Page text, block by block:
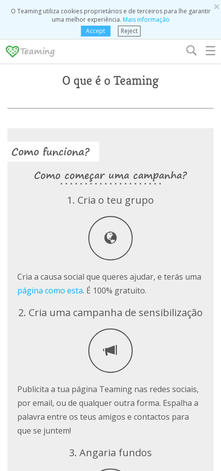
×
O Teaming utiliza cookies proprietários e de terceiros para lhe garantir
uma melhor experiência. Mais informação
Accept
Reject
☰
O que é o Teaming
Como funciona?
Como começar uma campanha?
1. Cria o teu grupo
Cria a causa social que queres ajudar, e terás uma
página como esta. É 100% gratuito.
2. Cria uma campanha de sensibilização
Publicita a tua página Teaming nas redes sociais,
por email, ou de qualquer outra forma. Espalha a
palavra entre os teus amigos e contactos para
que se juntem!
3. Angaria fundos